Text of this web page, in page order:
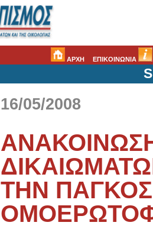
ΑΡΧΗ ΕΠΙΚΟΙΝΩΝΙΑ
16/05/2008
ΤΗΝ